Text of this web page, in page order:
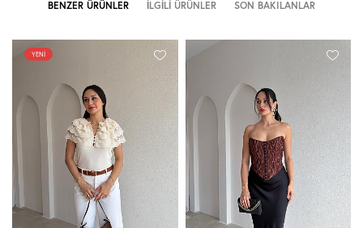
BENZER ÜRÜNLER İLGILI ÜRÜNLER SON BAKILANLAR
YENI